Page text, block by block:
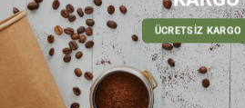
ÜCRETSİZ KARGO